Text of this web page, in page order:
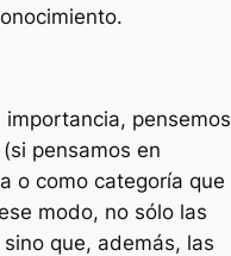
pensemos
pensamos en
o como categoría que
modo, no sólo las
que, además, las